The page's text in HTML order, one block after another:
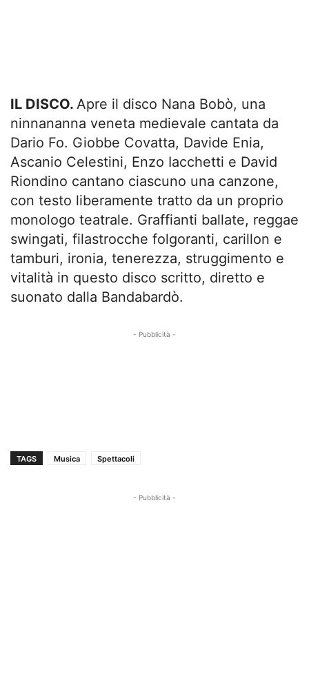
IL DISCO. Apre il disco Nana Bobò, una
ninnananna veneta medievale cantata da
Dario Fo. Giobbe Covatta, Davide Enia,
Ascanio Celestini, Enzo Iacchetti e David
Riondino cantano ciascuno una canzone,
con testo liberamente tratto da un proprio
monologo teatrale. Graffianti ballate, reggae
swingati, filastrocche folgoranti, carillon e
tamburi, ironia, tenerezza, struggimento e
vitalità in questo disco scritto, diretto e
suonato dalla Bandabardò.
- Pubblicità -
TAGS Musica Spettacoli
- Pubblicità -